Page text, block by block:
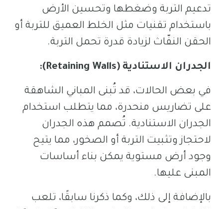
تدعيم التربة وضغطها وتحسين الأرض
باستخدام تقنيات مثل الخلط العميق للتربة أو
الحقن النفّاث لزيادة قدرة تحمل التربة.
الجدران الاستنادية (Retaining Walls):
في بعض الحالات، قد تُبنى المباني الشاهقة
على تضاريس منحدرة، مما يتطلب استخدام
الجدران الاستنادية. تُصمم هذه الجدران
لاحتجاز وتثبيت التربة أو الصخور، مما يتيح
وجود أرض مستوية يمكن بناء أساسات
المبنى عليها.
بالإضافة إلى ذلك، وكما ذكرنا سابقًا، تلعب